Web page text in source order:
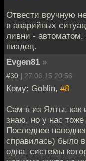
Отвести вручную
в аварийных
ливни -
пиздец.
Evgen81 »
#30 | 27.06.15 20:56
Кому: Goblin, #8
Сам я из Ялты, как
знаю, но у нас тоже
Последнее
справилась) было
одна, системы